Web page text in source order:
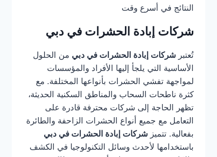
النتائج في أسرع وقت
شركات إبادة الحشرات في دبي
تُعتبر شركات إبادة الحشرات في دبي من الحلول
الأساسية التي يلجأ إليها الأفراد والمؤسسات
لمواجهة تفشي الحشرات بأنواعها المختلفة. مع
كثرة ناطحات السحاب والمناطق السكنية الحديثة،
تظهر الحاجة إلى شركات محترفة قادرة على
التعامل مع جميع أنواع الحشرات الزاحفة والطائرة
بفعالية. تتميز شركات إبادة الحشرات في دبي
باستخدامها لأحدث وسائل التكنولوجيا في الكشف